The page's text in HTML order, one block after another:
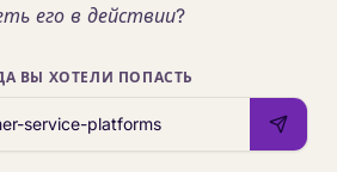
его в действии?
ВЫ ХОТЕЛИ ПОПАСТЬ